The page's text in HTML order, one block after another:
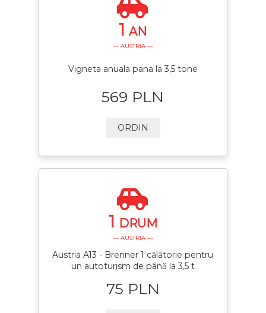
1AN
— AUSTRIA —
Vigneta anuala pana la 3,5 tone
569 PLN
ORDIN
1 DRUM
— AUSTRIA —
Austria A13 - Brenner 1 călătorie pentru
un autoturism de până la 3,5 t
75 PLN